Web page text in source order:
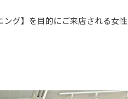
グ】を目的にご来店される女性